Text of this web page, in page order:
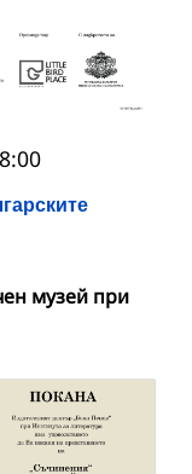
музей при